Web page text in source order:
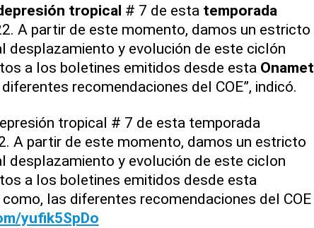
tropical # 7 de esta temporada
A partir de este momento, damos un estricto
desplazamiento y evolución de este ciclón
a los boletines emitidos desde esta Onamet
recomendaciones del COE”, indicó.
tropical # 7 de esta temporada
A partir de este momento, damos un estricto
desplazamiento y evolución de este ciclon
a los boletines emitidos desde esta
las diferentes recomendaciones del COE
yufik5SpDo